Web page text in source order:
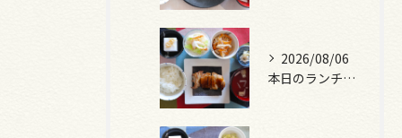
2026/08/06
本日のランチは、照焼きチキン！